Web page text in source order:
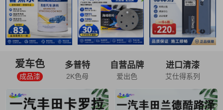
爱车色
成品漆
多普特
2K色母
自营品牌
爱出色
进口清漆
艾仕得系列